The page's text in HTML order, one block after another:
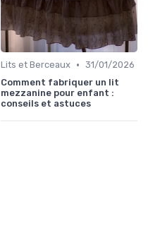
Lits et Berceaux • 31/01/2026
Comment fabriquer un lit
mezzanine pour enfant :
conseils et astuces